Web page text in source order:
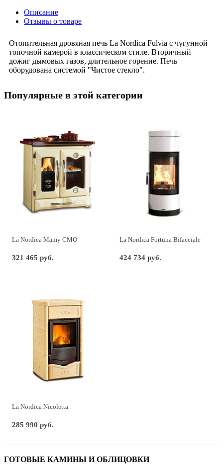
Описание
Отзывы о товаре
Отопительная дровяная печь La Nordica Fulvia с чугунной
топочной камерой в классическом стиле. Вторичный
дожиг дымовых газов, длительное горение. Печь
оборудована системой "Чистое стекло".
Популярные в этой категории
La Nordica Mamy CMO
321 465 руб.
La Nordica Fortuna Bifacciale
424 734 руб.
La Nordica Nicoletta
285 990 руб.
ГОТОВЫЕ КАМИНЫ И ОБЛИЦОВКИ